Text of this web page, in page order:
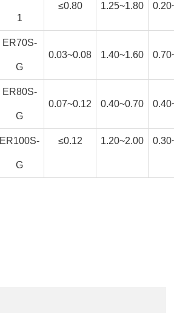
1
≤0.80 1.25~1.80
ER70S-
G
0.03~0.08 1.40~1.60
ER80S-
G
0.07~0.12 0.40~0.70
ER100S-
G
≤0.12 1.20~2.00